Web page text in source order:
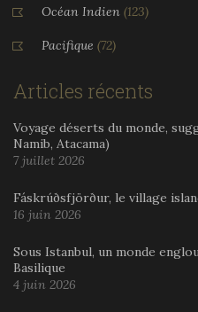
Océan Indien (123)
Pacifique (72)
Articles récents
Voyage déserts du monde,
Namib, Atacama)
7 juillet 2026
Fáskrúðsfjörður, le village
16 juin 2026
Sous Istanbul, un monde
Basilique
4 juin 2026